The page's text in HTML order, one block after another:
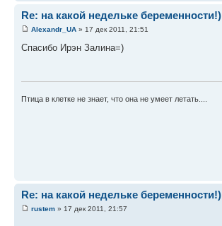
Re: на какой недельке беременности!)
Alexandr_UA » 17 дек 2011, 21:51
Спасибо Ирэн Залина=)
Птица в клетке не знает, что она не умеет летать....
Re: на какой недельке беременности!)
rustem » 17 дек 2011, 21:57